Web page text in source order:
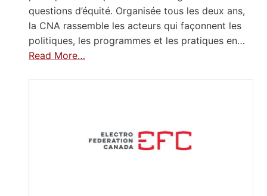
questions d’équité. Organisée tous les deux ans,
la CNA rassemble les acteurs qui façonnent les
politiques, les programmes et les pratiques en…
Read More…